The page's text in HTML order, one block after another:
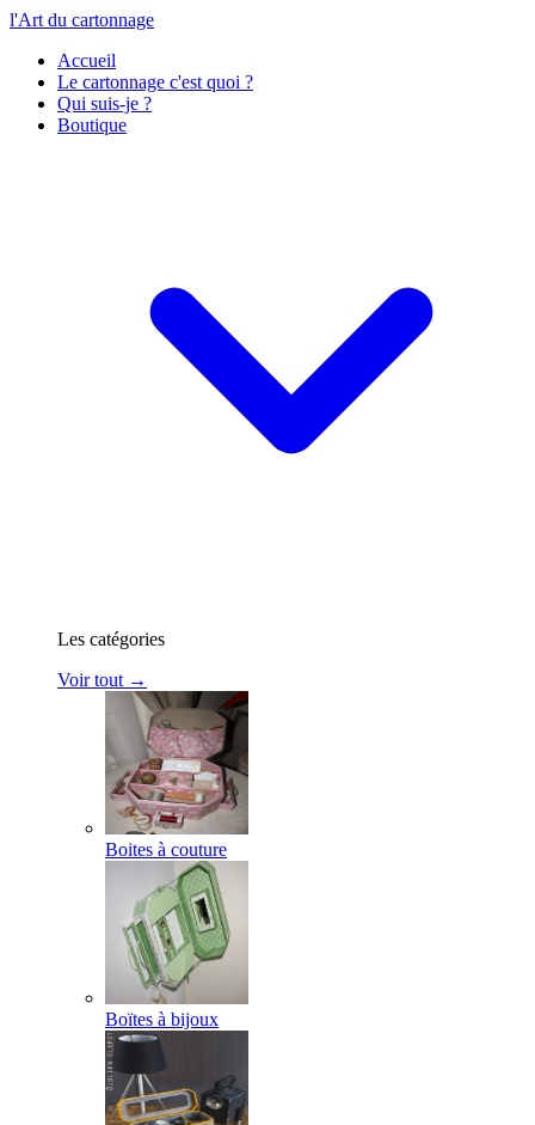
l'Art du cartonnage
Accueil
Le cartonnage c'est quoi ?
Qui suis-je ?
Boutique
Les catégories
Voir tout →
Boites à couture
Boïtes à bijoux